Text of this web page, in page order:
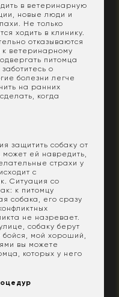
в ветеринарную
новые люди и
Не только
ходить в клинику.
отказываются
к ветеринарному
питомца
о
болезни легче
на ранних
когда
защитить собаку от
ей навредить,
страхи у
с
Ситуация со
к питомцу
собака, его сразу
не назревает.
собаку берут
бойся, мой хороший,
вы можете
которых у него